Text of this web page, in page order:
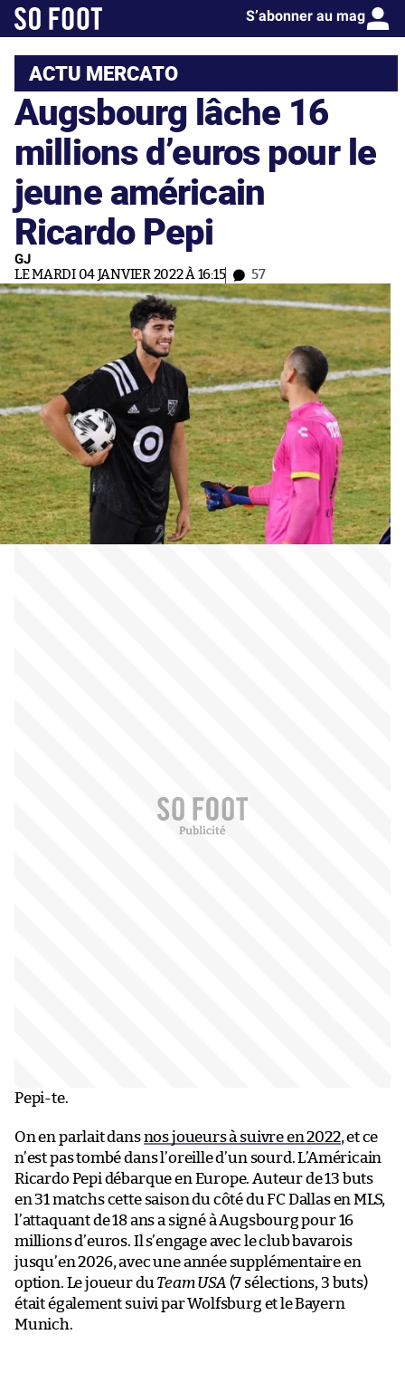
S’abonner au mag
ACTU MERCATO
Augsbourg lâche 16
millions d’euros pour le
jeune américain
Ricardo Pepi
GJ
LE MARDI 04 JANVIER 2022 À 16:15 57
Pepi-te.
On en parlait dansnos joueurs à suivre en 2022, et ce
n’est pas tombé dans l’oreille d’un sourd. L’Américain
Ricardo Pepi débarque en Europe. Auteur de 13 buts
en 31 matchs cette saison du côté du FC Dallas en MLS,
l’attaquant de 18 ans a signé à Augsbourg pour 16
millions d’euros. Il s’engage avec le club bavarois
jusqu’en 2026, avec une année supplémentaire en
option. Le joueur du Team USA (7 sélections, 3 buts)
était également suivi par Wolfsburg et le Bayern
Munich.